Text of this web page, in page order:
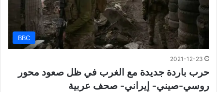
BBC
2021-12-23
حرب باردة جديدة مع الغرب في ظل صعود محور
روسي-صيني- إيراني- صحف عربية